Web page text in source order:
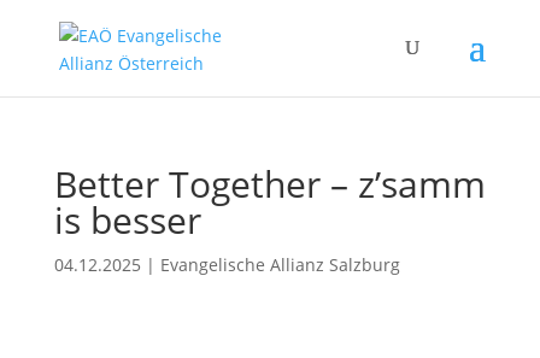
Better Together – z’samm
is besser
04.12.2025 | Evangelische Allianz Salzburg